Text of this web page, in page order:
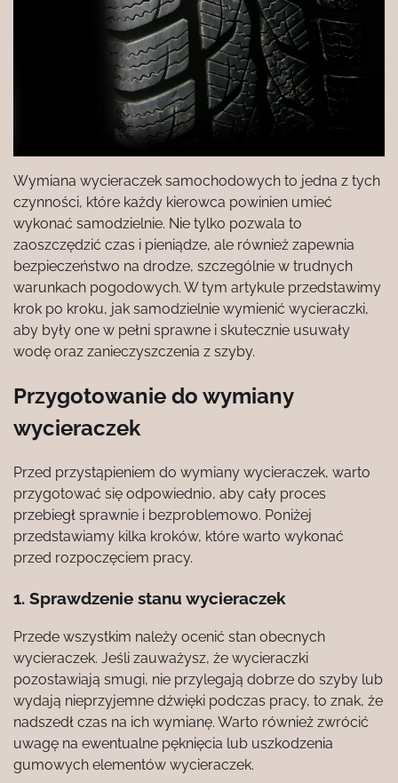
Wymiana wycieraczek samochodowych to jedna z tych
czynności, które każdy kierowca powinien umieć
wykonać samodzielnie. Nie tylko pozwala to
zaoszczędzić czas i pieniądze, ale również zapewnia
bezpieczeństwo na drodze, szczególnie w trudnych
warunkach pogodowych. W tym artykule przedstawimy
krok po kroku, jak samodzielnie wymienić wycieraczki,
aby były one w pełni sprawne i skutecznie usuwały
wodę oraz zanieczyszczenia z szyby.
Przygotowanie do wymiany
wycieraczek
Przed przystąpieniem do wymiany wycieraczek, warto
przygotować się odpowiednio, aby cały proces
przebiegł sprawnie i bezproblemowo. Poniżej
przedstawiamy kilka kroków, które warto wykonać
przed rozpoczęciem pracy.
1. Sprawdzenie stanu wycieraczek
Przede wszystkim należy ocenić stan obecnych
wycieraczek. Jeśli zauważysz, że wycieraczki
pozostawiają smugi, nie przylegają dobrze do szyby lub
wydają nieprzyjemne dźwięki podczas pracy, to znak, że
nadszedł czas na ich wymianę. Warto również zwrócić
uwagę na ewentualne pęknięcia lub uszkodzenia
gumowych elementów wycieraczek.